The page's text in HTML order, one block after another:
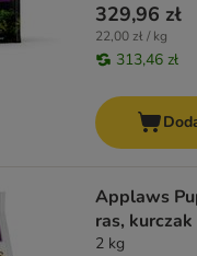
329,96 zł
22,00 zł / kg
313,46 zł
Applaws
ras, kurczak
2 kg